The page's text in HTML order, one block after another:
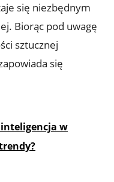
się niezbędnym
Biorąc pod uwagę
sztucznej
się
w